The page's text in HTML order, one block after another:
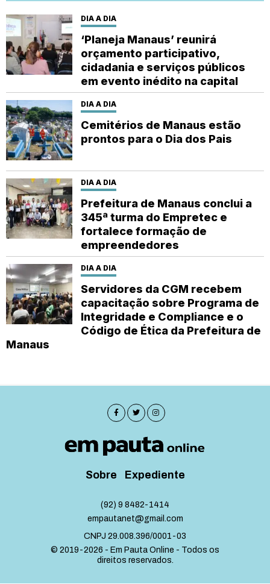
DIA A DIA
‘Planeja Manaus’ reunirá
orçamento participativo,
cidadania e serviços públicos
em evento inédito na capital
DIA A DIA
Cemitérios de Manaus estão
prontos para o Dia dos Pais
DIA A DIA
Prefeitura de Manaus conclui a
345ª turma do Empretec e
fortalece formação de
empreendedores
DIA A DIA
Servidores da CGM recebem
capacitação sobre Programa de
Integridade e Compliance e o
Código de Ética da Prefeitura de
Manaus
Sobre Expediente
(92) 9 8482-1414
empautanet@gmail.com
CNPJ 29.008.396/0001-03
© 2019-2026 - Em Pauta Online - Todos os
direitos reservados.